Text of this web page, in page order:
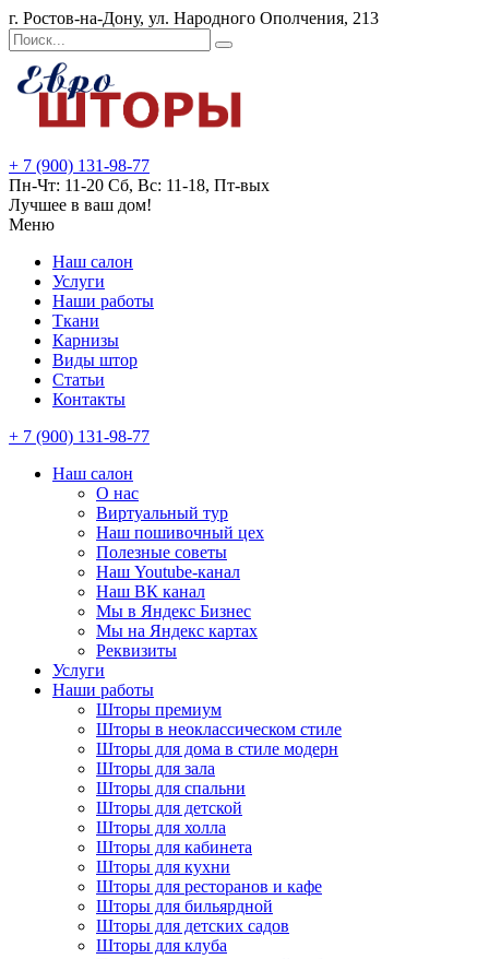
г. Ростов-на-Дону, ул. Народного Ополчения, 213
+ 7 (900) 131-98-77
Пн-Чт: 11-20 Сб, Вс: 11-18, Пт-вых
Лучшее в ваш дом!
Меню
Наш салон
Услуги
Наши работы
Ткани
Карнизы
Виды штор
Статьи
Контакты
+ 7 (900) 131-98-77
Наш салон
О нас
Виртуальный тур
Наш пошивочный цех
Полезные советы
Наш Youtube-канал
Наш ВК канал
Мы в Яндекс Бизнес
Мы на Яндекс картах
Реквизиты
Услуги
Наши работы
Шторы премиум
Шторы в неоклассическом стиле
Шторы для дома в стиле модерн
Шторы для зала
Шторы для спальни
Шторы для детской
Шторы для холла
Шторы для кабинета
Шторы для кухни
Шторы для ресторанов и кафе
Шторы для бильярдной
Шторы для детских садов
Шторы для клуба